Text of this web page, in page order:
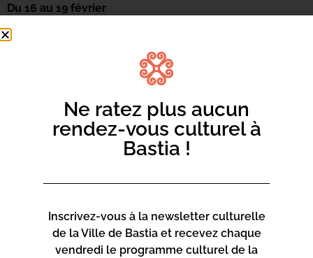
Du 16 au 19 février
Pendant les vacances, c’est Ciné Zitelli avec du cinéma à
partir de 3 ans. Rendez-vous à 10h au Centre Culturel
3€ pour les enfants
5€ pour les adultes
En partenariat avec le Cinéma Le Studio.
Ne ratez plus aucun
rendez-vous culturel à
Bastia !
Inscrivez-vous à la newsletter culturelle
de la Ville de Bastia et recevez chaque
vendredi le programme culturel de la